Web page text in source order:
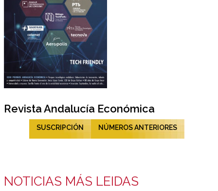
Revista Andalucía Económica
SUSCRIPCIÓN NÚMEROS ANTERIORES
NOTICIAS MÁS LEIDAS